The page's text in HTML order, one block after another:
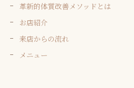
革新的体質改善メソッドとは
お店紹介
来店からの流れ
メニュー